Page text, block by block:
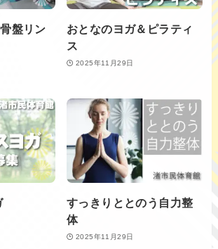
盤リン
おとなのヨガ＆ピラティ
ス
2025年11月29日
すっきりととのう自力整
体
2025年11月29日